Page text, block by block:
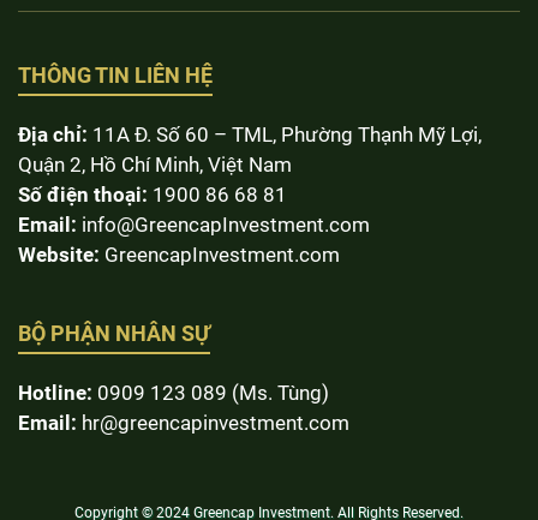
THÔNG TIN LIÊN HỆ
Địa chỉ: 11A Đ. Số 60 – TML, Phường Thạnh Mỹ Lợi,
Quận 2, Hồ Chí Minh, Việt Nam
Số điện thoại: 1900 86 68 81
Email: info@GreencapInvestment.com
Website: GreencapInvestment.com
BỘ PHẬN NHÂN SỰ
Hotline: 0909 123 089 (Ms. Tùng)
Email: hr@greencapinvestment.com
Copyright © 2024 Greencap Investment. All Rights Reserved.